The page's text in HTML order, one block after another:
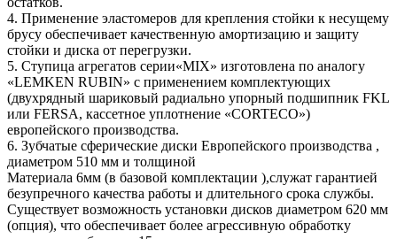
4. Применение эластомеров для крепления стойки к несущему
брусу обеспечивает качественную амортизацию и защиту
стойки и диска от перегрузки.
5. Ступица агрегатов серии«MIX» изготовлена по аналогу
«LEMKEN RUBIN» с применением комплектующих
(двухрядный шариковый радиально упорный подшипник FKL
или FERSA, кассетное уплотнение «CORTECO»)
европейского производства.
6. Зубчатые сферические диски Европейского производства ,
диаметром 510 мм и толщиной
Материала 6мм (в базовой комплектации ),служат гарантией
безупречного качества работы и длительного срока службы.
Существует возможность установки дисков диаметром 620 мм
(опция), что обеспечивает более агрессивную обработку